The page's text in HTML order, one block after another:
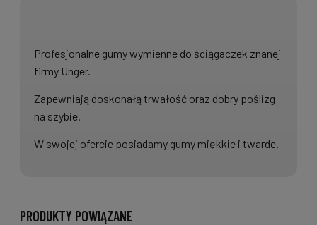
Profesjonalne gumy wymienne do ściągaczek znanej
firmy Unger.
Zapewniają doskonałą trwałość oraz dobry poślizg
na szybie.
W swojej ofercie posiadamy gumy miękkie i twarde.
PRODUKTY POWIĄZANE